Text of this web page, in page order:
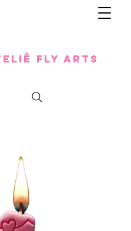
Fly Arts